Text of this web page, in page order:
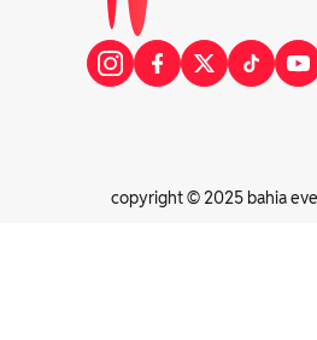
copyright © 2025 bahia